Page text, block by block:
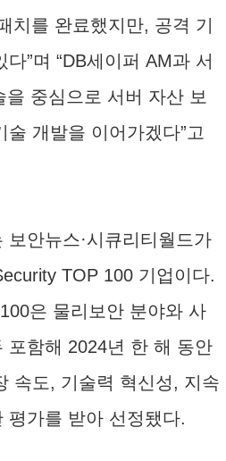
치를 완료했지만, 공격 기
”며 “DB세이퍼 AM과 서
을 중심으로 서버 자산 보
개발을 이어가겠다”고
안뉴스·시큐리티월드가
TOP 100 기업이다.
은 물리보안 분야와 사
포함해 2024년 한 해 동안
속도, 기술력 혁신성, 지속
평가를 받아 선정됐다.